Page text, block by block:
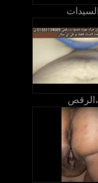
السيدات
الرقص،